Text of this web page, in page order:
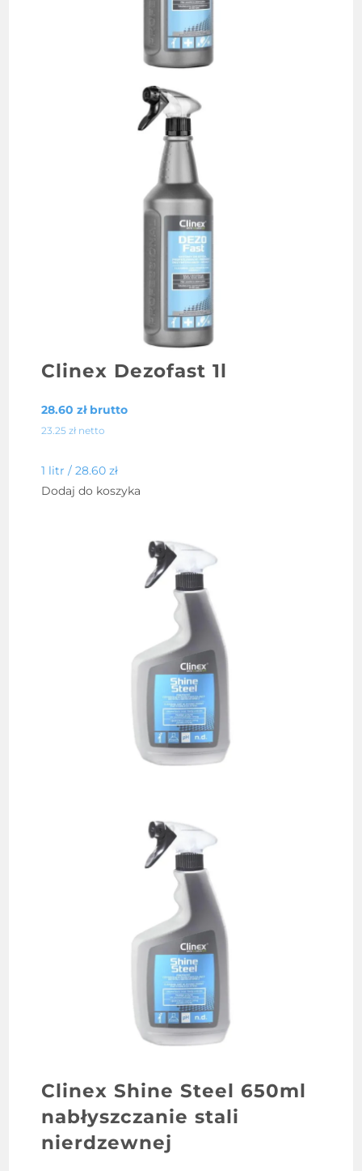
Clinex Dezofast 1l
28.60złbrutto
23.25zł netto
1 litr / 28.60zł
Dodaj do koszyka
Clinex Shine Steel 650ml
nabłyszczanie stali
nierdzewnej